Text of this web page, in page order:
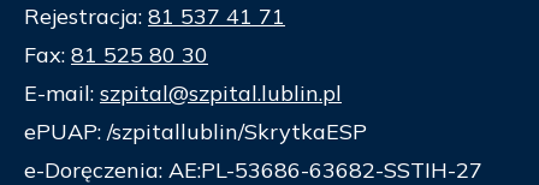
Rejestracja: 81 537 41 71
Fax: 81 525 80 30
E-mail: szpital@szpital.lublin.pl
ePUAP: /szpitallublin/SkrytkaESP
e-Doręczenia: AE:PL-53686-63682-SSTIH-27